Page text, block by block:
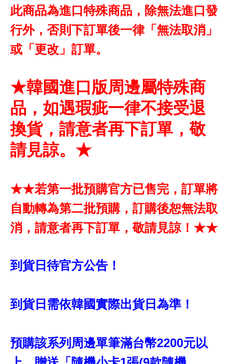
此商品為進口特殊商品，除無法進口發
行外，否則下訂單後一律「無法取消」
或「更改」訂單。
★韓國進口版周邊屬特殊商
品，如遇瑕疵一律不接受退
換貨，請意者再下訂單，敬
請見諒。★
★★若第一批預購官方已售完，訂單將
自動轉為第二批預購，訂購後恕無法取
消，請意者再下訂單，敬請見諒！★★
到貨日待官方公告！
到貨日需依韓國實際出貨日為準！
預購該系列周邊單筆滿台幣2200元以